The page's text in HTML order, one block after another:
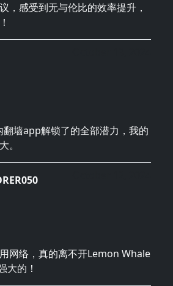
，感受到无与伦比的效率提升，
墙app解锁了的全部潜力，我的
。
网络，真的离不开Lemon Whale
大的！